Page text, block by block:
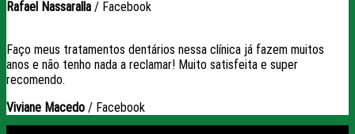
Rafael Nassaralla / Facebook
Faço meus tratamentos dentários nessa clínica já fazem muitos
anos e não tenho nada a reclamar! Muito satisfeita e super
recomendo.
Viviane Macedo / Facebook